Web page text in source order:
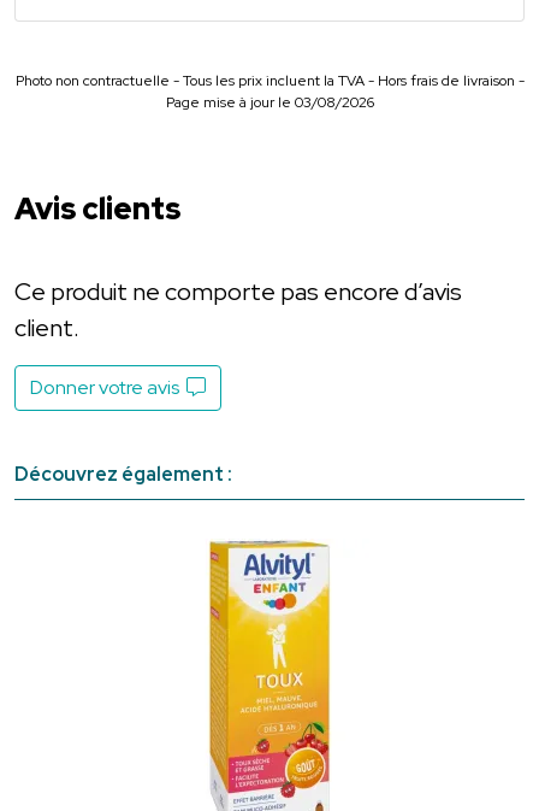
Photo non contractuelle - Tous les prix incluent la TVA - Hors frais de livraison -
Page mise à jour le 03/08/2026
Avis clients
Ce produit ne comporte pas encore d’avis
client.
Donner votre avis
Découvrez également :